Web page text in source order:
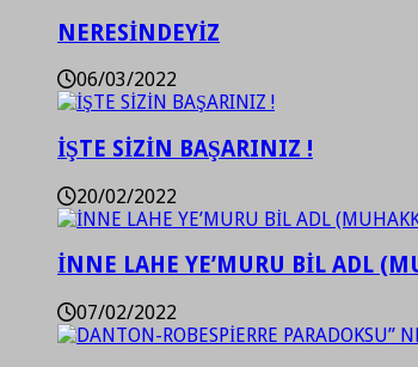
NERESİNDEYİZ
06/03/2022
İŞTE SİZİN BAŞARINIZ !
20/02/2022
İNNE LAHE YE’MURU BİL ADL
07/02/2022